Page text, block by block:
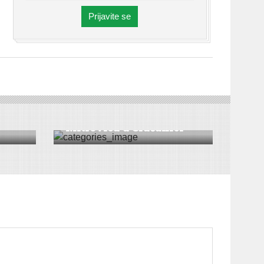
Prijavite se
DRUŠTVO|VESTI|SREMSKA MITROVICA
Мitrovica u Gračanici